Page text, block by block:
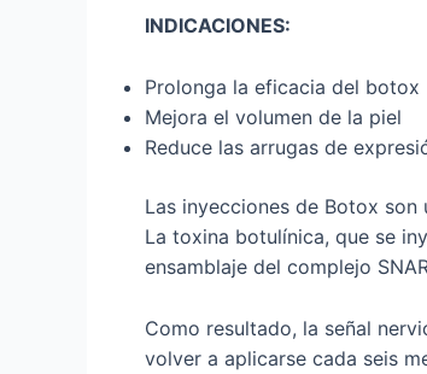
INDICACIONES:
Prolonga la eficacia del botox
Mejora el volumen de la piel
Reduce las arrugas de
Las inyecciones de Botox
La toxina botulínica, que se
ensamblaje del complejo
Como resultado, la señal
volver a aplicarse cada seis